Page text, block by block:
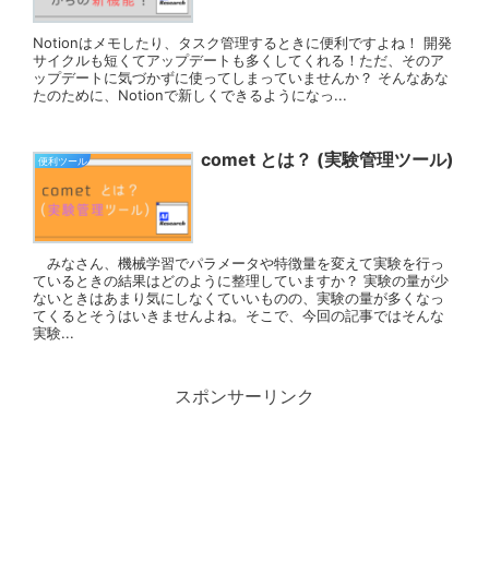
Notionはメモしたり、タスク管理するときに便利ですよね！ 開発
サイクルも短くてアップデートも多くしてくれる！ただ、そのア
ップデートに気づかずに使ってしまっていませんか？ そんなあな
たのために、Notionで新しくできるようになっ...
便利ツール comet とは？ (実験管理ツール)
みなさん、機械学習でパラメータや特徴量を変えて実験を行っ
ているときの結果はどのように整理していますか？ 実験の量が少
ないときはあまり気にしなくていいものの、実験の量が多くなっ
てくるとそうはいきませんよね。そこで、今回の記事ではそんな
実験...
スポンサーリンク